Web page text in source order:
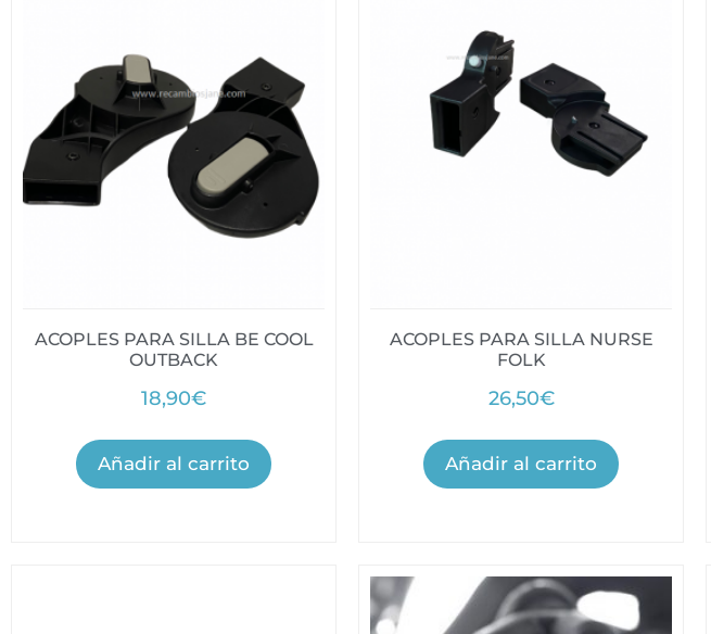
ACOPLES PARA SILLA BE COOL
OUTBACK
18,90€
Añadir al carrito
ACOPLES PARA SILLA NURSE
FOLK
26,50€
Añadir al carrito